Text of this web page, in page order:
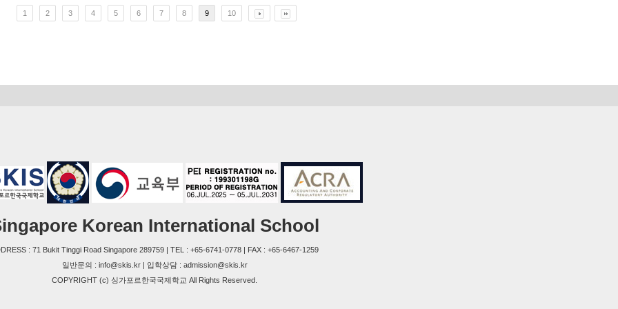
1 2 3 4 5 6 7 8 9 10
Korean International School
: 71 Bukit Tinggi Road Singapore 289759 | TEL : +65-6741-0778 | FAX : +65-6467-1259
일반문의 : info@skis.kr | 입학상담 : admission@skis.kr
COPYRIGHT (c) 싱가포르한국국제학교 All Rights Reserved.